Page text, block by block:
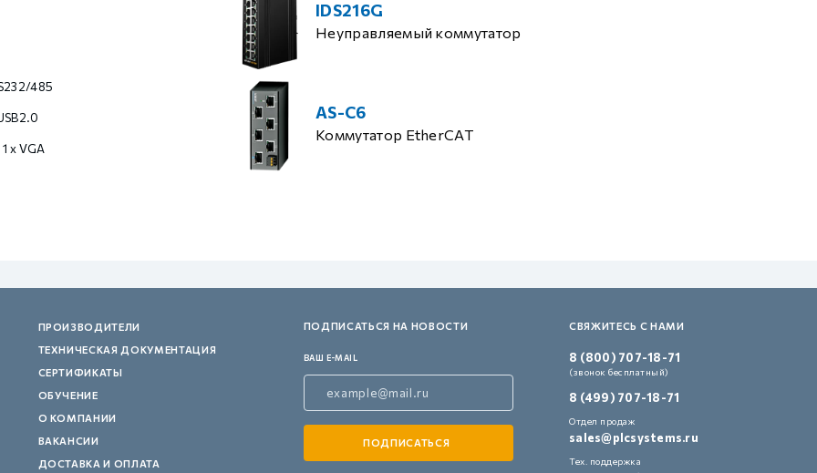
485
1 x VGA
IDS216G
Неуправляемый коммутатор
AS-C6
Коммутатор EtherCAT
ПРОИЗВОДИТЕЛИ
ТЕХНИЧЕСКАЯ ДОКУМЕНТАЦИЯ
СЕРТИФИКАТЫ
ОБУЧЕНИЕ
О КОМПАНИИ
ВАКАНСИИ
ДОСТАВКА И ОПЛАТА
ПОДПИСАТЬСЯ НА НОВОСТИ
ВАШ E-MAIL
СВЯЖИТЕСЬ С НАМИ
8 (800) 707-18-71
(звонок бесплатный)
8 (499) 707-18-71
Отдел продаж
sales@plcsystems.ru
Тех. поддержка